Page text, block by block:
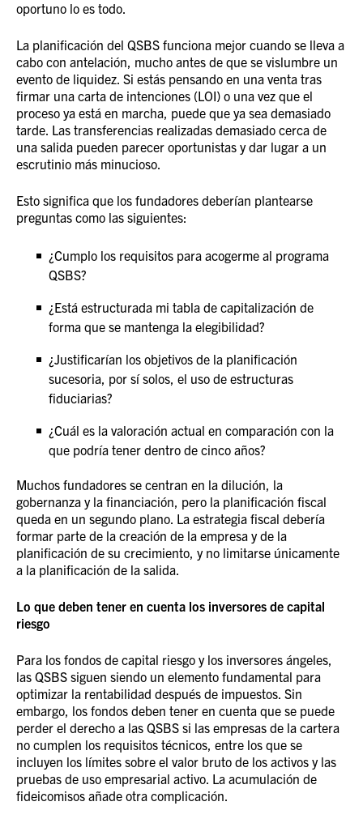
oportuno lo es todo.
La planificación del QSBS funciona mejor cuando se lleva a
cabo con antelación, mucho antes de que se vislumbre un
evento de liquidez. Si estás pensando en una venta tras
firmar una carta de intenciones (LOI) o una vez que el
proceso ya está en marcha, puede que ya sea demasiado
tarde. Las transferencias realizadas demasiado cerca de
una salida pueden parecer oportunistas y dar lugar a un
escrutinio más minucioso.
Esto significa que los fundadores deberían plantearse
preguntas como las siguientes:
¿Cumplo los requisitos para acogerme al programa
QSBS?
¿Está estructurada mi tabla de capitalización de
forma que se mantenga la elegibilidad?
¿Justificarían los objetivos de la planificación
sucesoria, por sí solos, el uso de estructuras
fiduciarias?
¿Cuál es la valoración actual en comparación con la
que podría tener dentro de cinco años?
Muchos fundadores se centran en la dilución, la
gobernanza y la financiación, pero la planificación fiscal
queda en un segundo plano. La estrategia fiscal debería
formar parte de la creación de la empresa y de la
planificación de su crecimiento, y no limitarse únicamente
a la planificación de la salida.
Lo que deben tener en cuenta los inversores de capital
riesgo
Para los fondos de capital riesgo y los inversores ángeles,
las QSBS siguen siendo un elemento fundamental para
optimizar la rentabilidad después de impuestos. Sin
embargo, los fondos deben tener en cuenta que se puede
perder el derecho a las QSBS si las empresas de la cartera
no cumplen los requisitos técnicos, entre los que se
incluyen los límites sobre el valor bruto de los activos y las
pruebas de uso empresarial activo. La acumulación de
fideicomisos añade otra complicación.